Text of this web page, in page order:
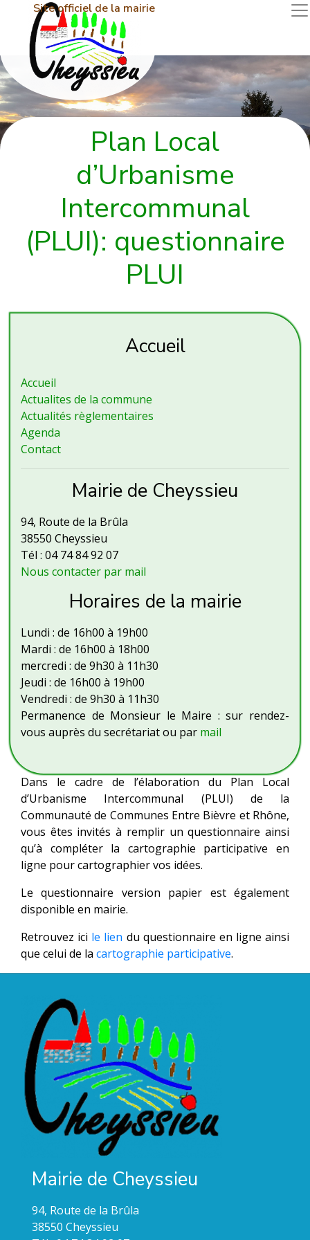
Site officiel de la mairie
Plan Local
d’Urbanisme
Intercommunal
(PLUI): questionnaire
PLUI
Accueil
Accueil
Actualites de la commune
Actualités règlementaires
Agenda
Contact
Mairie de Cheyssieu
94, Route de la Brûla
38550 Cheyssieu
Tél : 04 74 84 92 07
Nous contacter par mail
Horaires de la mairie
Lundi : de 16h00 à 19h00
Mardi : de 16h00 à 18h00
mercredi : de 9h30 à 11h30
Jeudi : de 16h00 à 19h00
Vendredi : de 9h30 à 11h30
Permanence de Monsieur le Maire : sur rendez-
vous auprès du secrétariat ou par mail
Dans le cadre de l’élaboration du Plan Local
d’Urbanisme Intercommunal (PLUI) de la
Communauté de Communes Entre Bièvre et Rhône,
vous êtes invités à remplir un questionnaire ainsi
qu’à compléter la cartographie participative en
ligne pour cartographier vos idées.
Le questionnaire version papier est également
disponible en mairie.
Retrouvez ici le lien du questionnaire en ligne ainsi
que celui de la cartographie participative.
Mairie de Cheyssieu
94, Route de la Brûla
38550 Cheyssieu